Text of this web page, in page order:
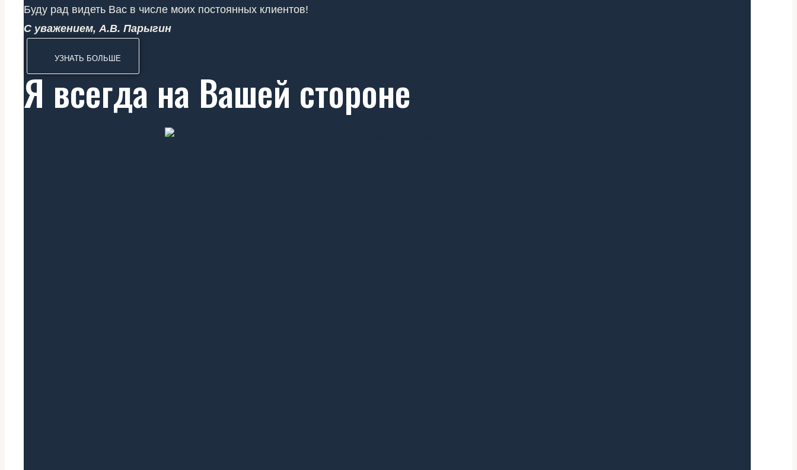
Буду рад видеть Вас в числе моих постоянных клиентов!
С уважением, А.В. Парыгин
УЗНАТЬ БОЛЬШЕ
Я всегда на Вашей стороне